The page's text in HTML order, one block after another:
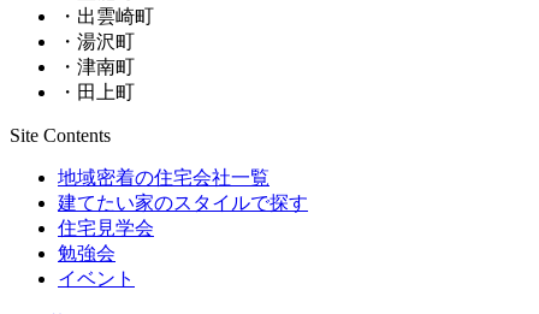
・出雲崎町
・湯沢町
・津南町
・田上町
Site Contents
地域密着の住宅会社一覧
建てたい家のスタイルで探す
住宅見学会
勉強会
イベント